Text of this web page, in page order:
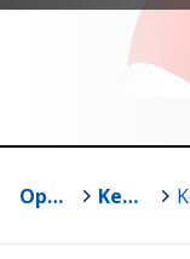
Oppimateriaalit Kemian opetuksen aineistosivut